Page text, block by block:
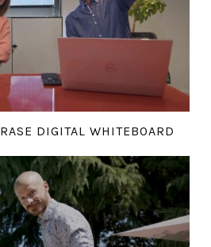
DIGITAL WHITEBOARD